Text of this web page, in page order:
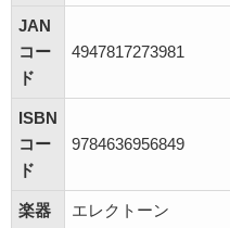
JAN
コー
ド
4947817273981
ISBN
コー
ド
9784636956849
楽器 エレクトーン